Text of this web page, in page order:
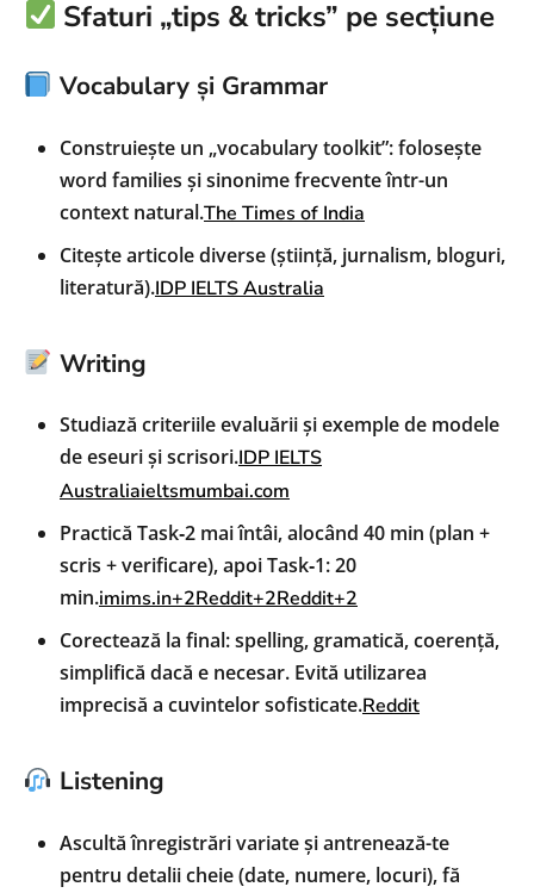
Sfaturi „tips & tricks” pe secțiune
Vocabulary și Grammar
Construiește un „vocabulary toolkit”: folosește
word families și sinonime frecvente într-un
context natural.The Times of India
Citește articole diverse (știință, jurnalism, bloguri,
literatură).IDP IELTS Australia
Writing
Studiază criteriile evaluării și exemple de modele
de eseuri și scrisori.IDP IELTS
Australiaieltsmumbai.com
Practică Task‑2 mai întâi, alocând 40 min (plan +
scris + verificare), apoi Task‑1: 20
min.imims.in+2Reddit+2Reddit+2
Corectează la final: spelling, gramatică, coerență,
simplifică dacă e necesar. Evită utilizarea
imprecisă a cuvintelor sofisticate.Reddit
Listening
Ascultă înregistrări variate și antrenează-te
pentru detalii cheie (date, numere, locuri), fă